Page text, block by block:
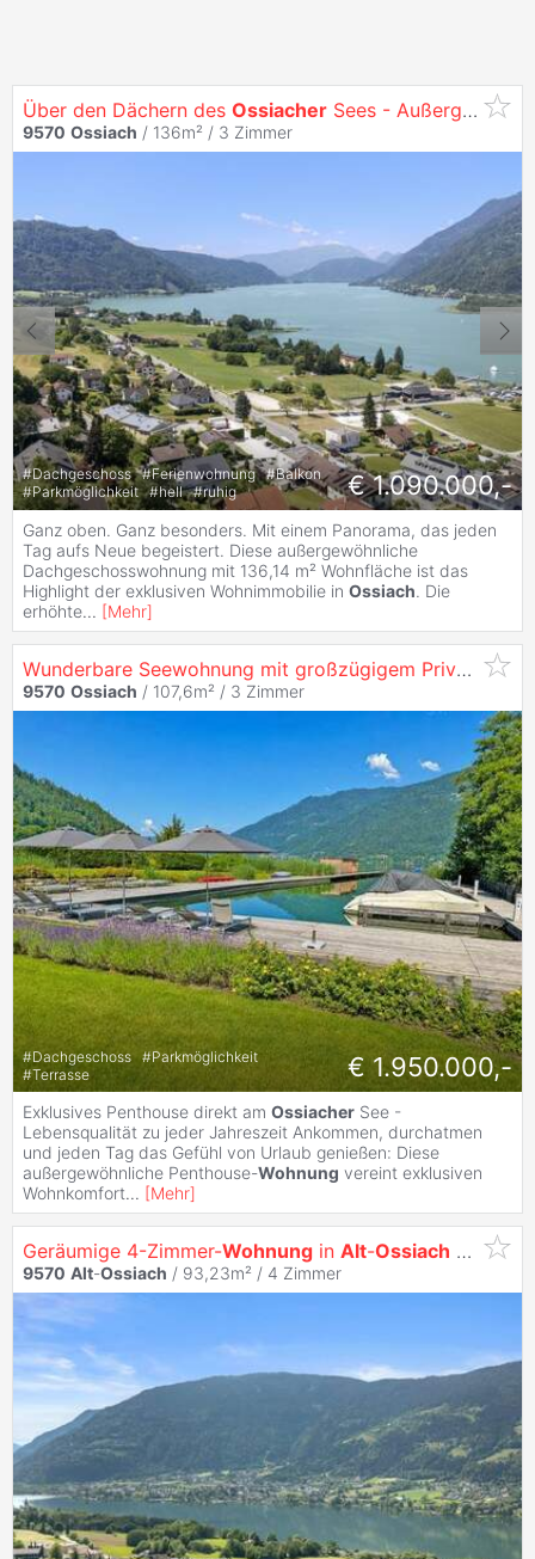
Über den Dächern des Ossiacher Sees - Außergewöhnliche Dachgeschosswohnung mit Einzigartigem Panoramablick
9570 Ossiach / 136m² / 3 Zimmer
#Dachgeschoss #Ferienwohnung #Balkon
#Parkmöglichkeit #hell #ruhig € 1.090.000,-
Ganz oben. Ganz besonders. Mit einem Panorama, das jeden
Tag aufs Neue begeistert. Diese außergewöhnliche
Dachgeschosswohnung mit 136,14 m² Wohnfläche ist das
Highlight der exklusiven Wohnimmobilie in Ossiach. Die
erhöhte... [Mehr]
Wunderbare Seewohnung mit großzügigem Privatstrand und eigener Marina
9570 Ossiach / 107,6m² / 3 Zimmer
#Dachgeschoss #Parkmöglichkeit
#Terrasse € 1.950.000,-
Exklusives Penthouse direkt am Ossiacher See -
Lebensqualität zu jeder Jahreszeit Ankommen, durchatmen
und jeden Tag das Gefühl von Urlaub genießen: Diese
außergewöhnliche Penthouse-Wohnung vereint exklusiven
Wohnkomfort... [Mehr]
Geräumige 4-Zimmer-Wohnung in Alt-Ossiach
9570 Alt-Ossiach / 93,23m² / 4 Zimmer